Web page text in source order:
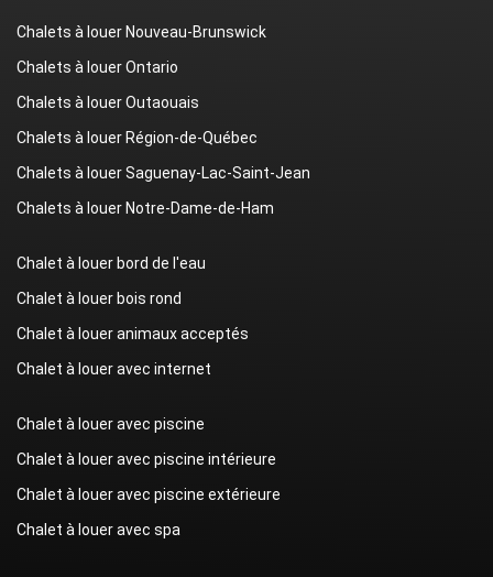
Chalets à louer Nouveau-Brunswick
Chalets à louer Ontario
Chalets à louer Outaouais
Chalets à louer Région-de-Québec
Chalets à louer Saguenay-Lac-Saint-Jean
Chalets à louer Notre-Dame-de-Ham
Chalet à louer bord de l'eau
Chalet à louer bois rond
Chalet à louer animaux acceptés
Chalet à louer avec internet
Chalet à louer avec piscine
Chalet à louer avec piscine intérieure
Chalet à louer avec piscine extérieure
Chalet à louer avec spa